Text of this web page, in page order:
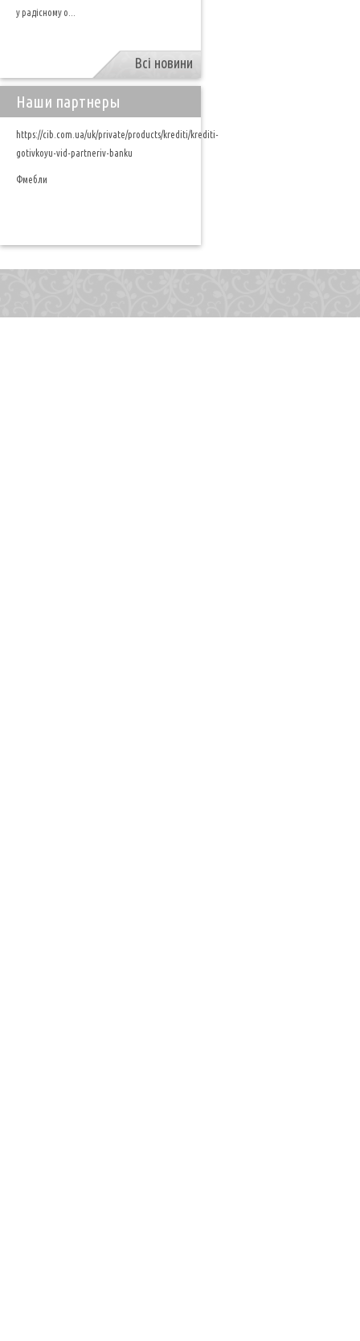
у радісному о...
Всі новини
Наши партнеры
https://cib.com.ua/uk/private/products/krediti/krediti-
gotivkoyu-vid-partneriv-banku
Фмебли